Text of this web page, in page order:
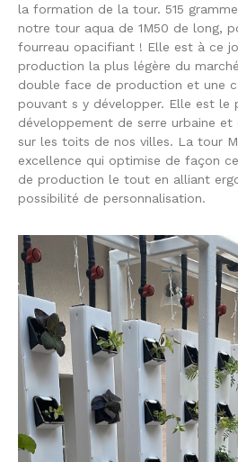
la formation de la tour. 515
notre tour aqua de 1M50 de long,
fourreau opacifiant ! Elle est à ce
production la plus légère du
double face de production et une
pouvant s y développer. Elle est le
développement de serre urbaine
sur les toits de nos villes. La tour
excellence qui optimise de façon
de production le tout en alliant
possibilité de personnalisation.